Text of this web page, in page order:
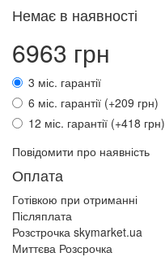
Немає в наявності
6963 грн
3 міс. гарантії
6 міс. гарантії (+209 грн)
12 міс. гарантії (+418 грн)
Повідомити про наявність
Оплата
Готівкою при отриманні
Післяплата
Розстрочка skymarket.ua
Миттєва Розсрочка